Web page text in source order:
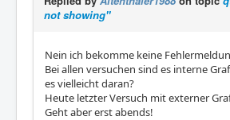
not showing"
Nein ich bekomme keine
Bei allen versuchen sind es interne
es vielleicht daran?
Heute letzter Versuch mit externer
Geht aber erst abends!